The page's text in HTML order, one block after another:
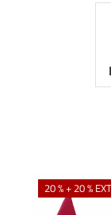
20 % + 20 %